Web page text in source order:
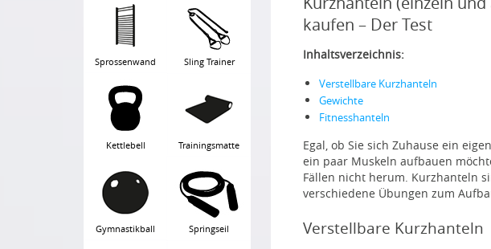
Sprossenwand Sling Trainer
Kettlebell Trainingsmatte
Gymnastikball Springseil
kaufen – Der Test
Inhaltsverzeichnis:
Verstellbare Kurzhanteln
Gewichte
Fitnesshanteln
Egal, ob Sie sich Zuhause ein
ein paar Muskeln aufbauen
Fällen nicht herum. Kurzhanteln
verschiedene Übungen zum
Verstellbare Kurzhanteln